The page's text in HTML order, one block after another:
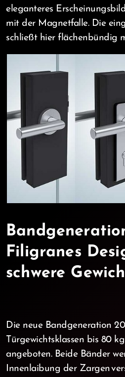
eleganteres
mit der Magnetfalle. Die
schließt hier flächenbündig
Filigranes
schwere
Die neue Bandgeneration
Türgewichtsklassen bis 80
angeboten. Beide Bänder
Innenlaibung der Zargen